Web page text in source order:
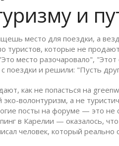
и
место для поездки, а
туристов, которые не
место разочаровало",
поездки и решили: "Пусть
как не попасться на
эко-волонтуризм, а не
посты на форуме — это не
в Карелии — оказалось,
человек, который реально